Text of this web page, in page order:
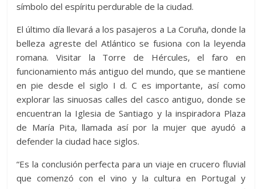
símbolo del espíritu perdurable de la ciudad.
El último día llevará a los pasajeros a La Coruña, donde la
belleza agreste del Atlántico se fusiona con la leyenda
romana. Visitar la Torre de Hércules, el faro en
funcionamiento más antiguo del mundo, que se mantiene
en pie desde el siglo I d. C es importante, así como
explorar las sinuosas calles del casco antiguo, donde se
encuentran la Iglesia de Santiago y la inspiradora Plaza
de María Pita, llamada así por la mujer que ayudó a
defender la ciudad hace siglos.
“Es la conclusión perfecta para un viaje en crucero fluvial
que comenzó con el vino y la cultura en Portugal y